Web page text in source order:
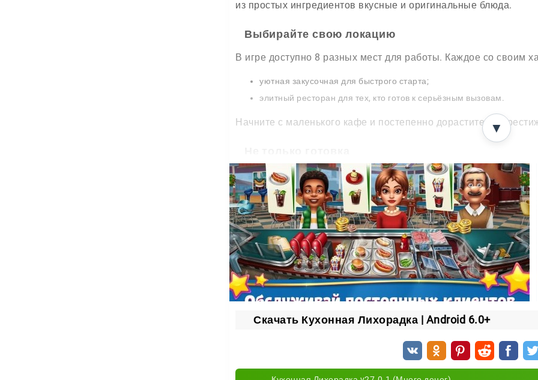
из простых ингредиентов вкусные и оригинальные блюда.
Выбирайте свою локацию
В игре доступно 8 разных мест для работы. Каждое со своим
уютная закусочная для быстрого старта;
элитный ресторан для тех, кто готов к серьёзным вызовам.
Начните с маленького кафе и постепенно дорастите до
Ваша задача — не просто подать вкусное блюдо. Важно ещё и
возвращались снова. Создавайте уют и удивляйте
Что в вашем распоряжении
современная кухонная техника и все нужные ингредиенты;
возможность придумывать собственные рецепты или готовить
разные роли — от повара до официанта.
Пробуйте новое, прокачивайте навыки и хвастайтесь
действуйте!
▼
Скачать Кухонная Лихорадка | Android 6.0+